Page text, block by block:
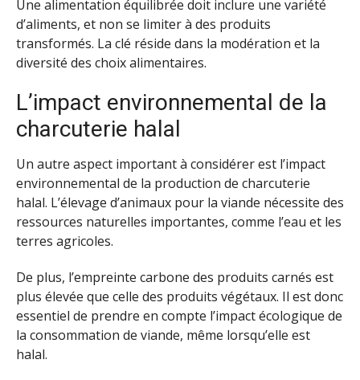
Une alimentation équilibrée doit inclure une variété
d’aliments, et non se limiter à des produits
transformés. La clé réside dans la modération et la
diversité des choix alimentaires.
L’impact environnemental de la
charcuterie halal
Un autre aspect important à considérer est l’impact
environnemental de la production de charcuterie
halal. L’élevage d’animaux pour la viande nécessite des
ressources naturelles importantes, comme l’eau et les
terres agricoles.
De plus, l’empreinte carbone des produits carnés est
plus élevée que celle des produits végétaux. Il est donc
essentiel de prendre en compte l’impact écologique de
la consommation de viande, même lorsqu’elle est
halal.